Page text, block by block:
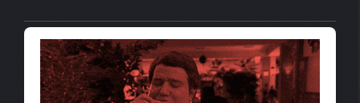
Développer une suite d’outils numériques destinés aux
professionnels de la comptabilité.